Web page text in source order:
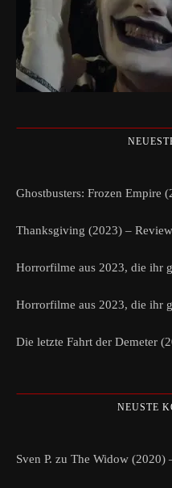
Ghostbusters: Frozen Empire
Thanksgiving (2023) – Review
Horrorfilme aus 2023, die ihr
Horrorfilme aus 2023, die ihr
Die letzte Fahrt der Demeter
NEUSTE
Sven P. zu The Widow (2020)